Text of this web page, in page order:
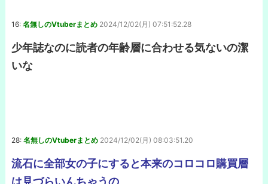
16: 名無しのVtuberまとめ 2024/12/02(月) 07:51:52.28
少年誌なのに読者の年齢層に合わせる気ないの潔
いな
28: 名無しのVtuberまとめ 2024/12/02(月) 08:03:51.20
流石に全部女の子にすると本来のコロコロ購買層
は見づらいんちゃうの